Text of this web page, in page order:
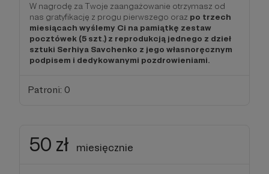
W nagrodę za Twoje zaangażowanie otrzymasz od
nas gratyfikację z progu pierwszego oraz po trzech
miesiącach wyślemy Ci na pamiątkę zestaw
pocztówek (5 szt.) z reprodukcją jednego z dzieł
sztuki Serhiya Savchenko z jego własnoręcznym
podpisem i dedykowanymi pozdrowieniami.
Patroni: 0
50 zł miesięcznie